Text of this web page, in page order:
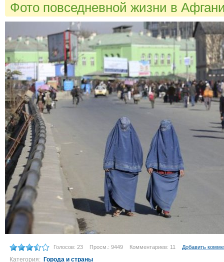
Фото повседневной жизни в
Голосов: 23 Просм.: 9449 Комментариев: 11 Добавить
Категория: Города и страны